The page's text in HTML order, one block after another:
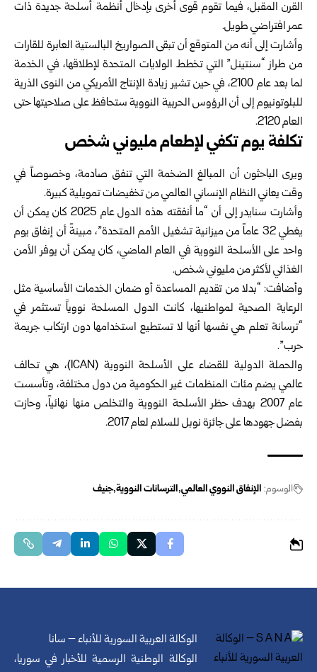
القرن المقبل، فيما تقوم قوى أخرى بإدخال أنظمة أسلحة جديدة ذات
عمر افتراضي طويل.
وأشارت إلى أنه من المتوقع أن تبقى الصواريخ البالستية العابرة للقارات
من طراز “سنتينل” التي تخطط الولايات المتحدة لإطلاقها، في الخدمة
لما بعد عام 2100، في حين تشير زيادة الإنتاج الأمريكي من النوى الذرية
للبلوتونيوم إلى أن الرؤوس الحربية النووية ستحافظ على صلاحيتها حتى
العام 2120.
تكلفة يوم تكفي لإطعام مليوني شخص
ويرى الباحثون أن المبالغ الضخمة التي تنفق صادمة، وخصوصاً في
وقت يعاني النظام الإنساني العالمي من تخفيضات تمويلية كبيرة.
وأشارت سنايدر إلى أن “ما أنفقته هذه الدول عام 2025 كان يمكن أن
يغطي 32 عاماً من ميزانية تشغيل الأمم المتحدة”، مبينةً أن إنفاق يوم
واحد على الأسلحة النووية في العام الماضي، كان يمكن أن يوفر الأمن
الغذائي لأكثر من مليوني شخص.
وأضافت: “بدلا من تقديم المساعدة أو ضمان الخدمات الأساسية مثل
الرعاية الصحية لمواطنيها، كانت الدول المسلحة نووياً تستثمر في
“ترسانة تعلم هي نفسها أنها لا تستطيع استخدامها دون ارتكاب جريمة
حرب”.
والحملة الدولية للقضاء على الأسلحة النووية (ICAN)، هي تحالف
عالمي يضم مئات المنظمات غير الحكومية من دول مختلفة، وتأسست
عام 2007 بهدف حظر الأسلحة النووية والتخلص منها نهائياً، وحازت
بفضل جهودها على جائزة نوبل للسلام لعام 2017.
الوسوم: الإنفاق النووي العالمي الترسانات النووية جنيف
الوكالة العربية السورية للأنباء – سانا
الوكالة الوطنية الرسمية للأخبار في سوريا،